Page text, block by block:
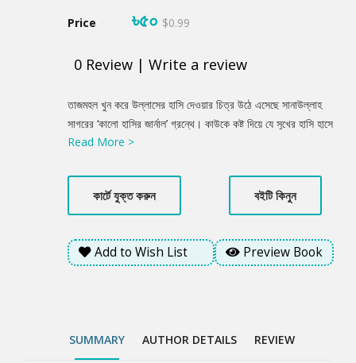
Price ৳৫০ $0.99
0 Review | Write a review
Summery
তাজমহল খুন করে উল্লাসের হাসি দেওয়ার চিত্র উঠে এসেছে সানাউল্লাহ
সাগরের ‘কালো হাসির জার্নাল’ গ্রন্থে। কাউকে কষ্ট দিয়ে যে সুখের হাসি হাসে
তা কবিতায় স্থান পেয়েছে। প্রেমিকের হৃদয় খুন করে অন্যের ঘরে মা হয়ে উঠা
রোদমাখা চিবুক আর গোধূলির গল্প দূরে রেখে তাহলে প্রেমিকের পরবর্তী পথ চলা
কি হবে?
Read More >
কার্টে যুক্ত করুন বইটি কিনুন
Add to Wish List Preview Book
SUMMARY AUTHOR DETAILS REVIEW